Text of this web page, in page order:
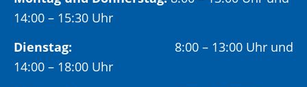
14:00 – 15:30 Uhr
Dienstag: 8:00 – 13:00 Uhr und
14:00 – 18:00 Uhr